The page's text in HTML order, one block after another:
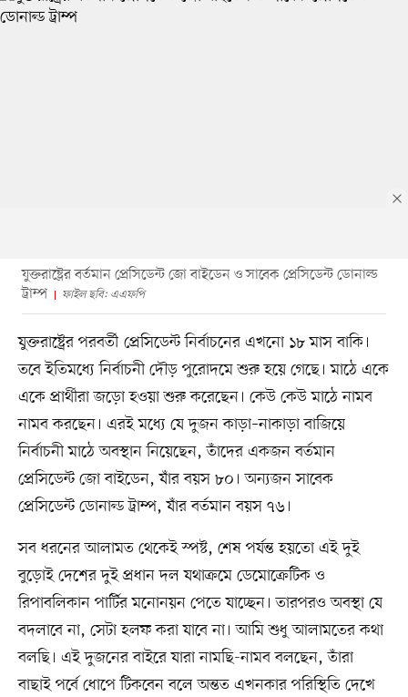
যুক্তরাষ্ট্রের বর্তমান প্রেসিডেন্ট জো বাইডেন ও সাবেক প্রেসিডেন্ট ডোনাল্ড
ট্রাম্প
ফাইল ছবি: এএফপি
যুক্তরাষ্ট্রের পরবর্তী প্রেসিডেন্ট নির্বাচনের এখনো ১৮ মাস বাকি।
তবে ইতিমধ্যে নির্বাচনী দৌড় পুরোদমে শুরু হয়ে গেছে। মাঠে একে
একে প্রার্থীরা জড়ো হওয়া শুরু করেছেন। কেউ কেউ মাঠে নামব
নামব করছেন। এরই মধ্যে যে দুজন কাড়া–নাকাড়া বাজিয়ে
নির্বাচনী মাঠে অবস্থান নিয়েছেন, তাঁদের একজন বর্তমান
প্রেসিডেন্ট জো বাইডেন, যাঁর বয়স ৮০। অন্যজন সাবেক
প্রেসিডেন্ট ডোনাল্ড ট্রাম্প, যাঁর বর্তমান বয়স ৭৬।
সব ধরনের আলামত থেকেই স্পষ্ট, শেষ পর্যন্ত হয়তো এই দুই
বুড়োই দেশের দুই প্রধান দল যথাক্রমে ডেমোক্রেটিক ও
রিপাবলিকান পার্টির মনোনয়ন পেতে যাচ্ছেন। তারপরও অবস্থা যে
বদলাবে না, সেটা হলফ করা যাবে না। আমি শুধু আলামতের কথা
বলছি। এই দুজনের বাইরে যারা নামছি-নামব বলছেন, তাঁরা
বাছাই পর্বে ধোপে টিকবেন বলে অন্তত এখনকার পরিস্থিতি দেখে